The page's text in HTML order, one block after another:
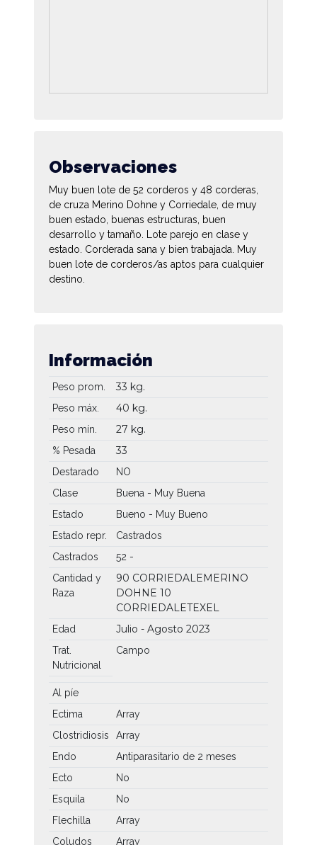
Observaciones
Muy buen lote de 52 corderos y 48 corderas,
de cruza Merino Dohne y Corriedale, de muy
buen estado, buenas estructuras, buen
desarrollo y tamaño. Lote parejo en clase y
estado. Corderada sana y bien trabajada. Muy
buen lote de corderos/as aptos para cualquier
destino.
Información
Peso prom. 33 kg.
Peso máx. 40 kg.
Peso mín. 27 kg.
% Pesada 33
Destarado
NO
Clase
Buena - Muy Buena
Estado
Bueno - Muy Bueno
Estado repr.
Castrados
Castrados
52 -
Cantidad y
Raza
90 CORRIEDALEMERINO
DOHNE 10
CORRIEDALETEXEL
Edad Julio - Agosto 2023
Trat.
Nutricional
Campo
Al píe
Ectima
Array
Clostridiosis
Array
Endo
Antiparasitario de 2 meses
Ecto
No
Esquila
No
Flechilla
Array
Coludos
Array